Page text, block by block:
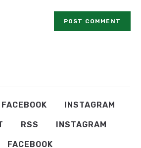
FACEBOOK INSTAGRAM
RSS INSTAGRAM
FACEBOOK